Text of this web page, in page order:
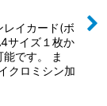
イカード(ボ
サイズ１枚か
です。 ま
クロミシン加